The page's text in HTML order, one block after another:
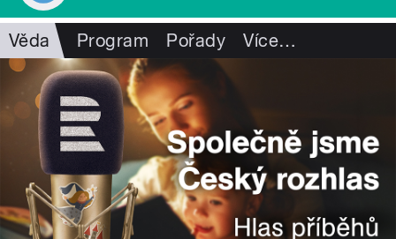
Věda Program Pořady Více…